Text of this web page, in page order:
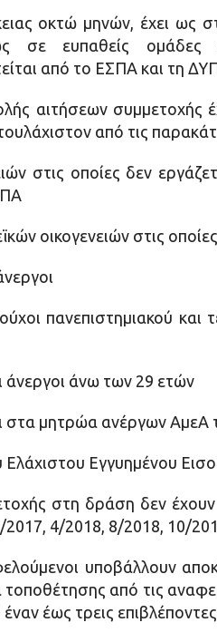
οκτώ μηνών, έχει ως
σε ευπαθείς ομάδες
από το ΕΣΠΑ και τη
αιτήσεων συμμετοχής
από τις
στις οποίες δεν
οικογενειών στις
πανεπιστημιακού
άνεργοι άνω των 29 ετών
στα μητρώα ανέργων ΑμεΑ
Ελάχιστου Εγγυημένου
στη δράση δεν
2017, 4/2018, 8/2018, 10/
υποβάλλουν
τοποθέτησης από τις
έως τρεις